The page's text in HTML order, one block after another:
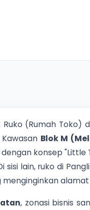
(Rumah Toko)
Blok M
konsep "Little
lain, ruko di
alamat
, zonasi bisnis